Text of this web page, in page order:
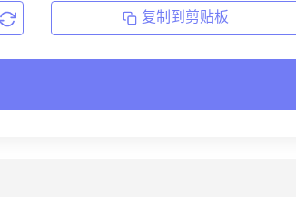
复制到剪贴板